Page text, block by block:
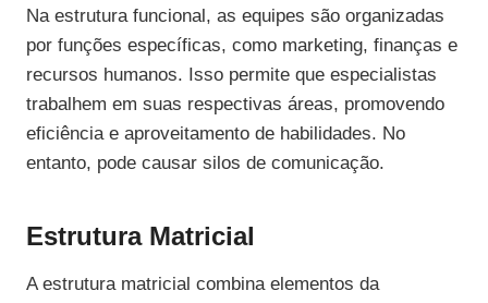
Na estrutura funcional, as equipes são organizadas
por funções específicas, como marketing, finanças e
recursos humanos. Isso permite que especialistas
trabalhem em suas respectivas áreas, promovendo
eficiência e aproveitamento de habilidades. No
entanto, pode causar silos de comunicação.
Estrutura Matricial
A estrutura matricial combina elementos da